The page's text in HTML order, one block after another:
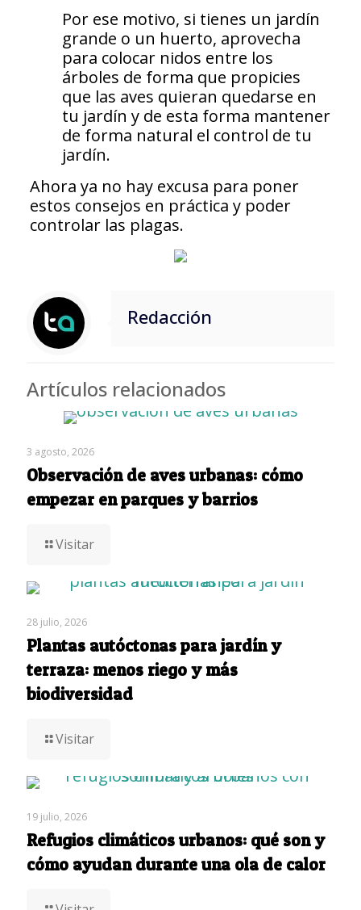
Por ese motivo, si tienes un jardín
grande o un huerto, aprovecha
para colocar nidos entre los
árboles de forma que propicies
que las aves quieran quedarse en
tu jardín y de esta forma mantener
de forma natural el control de tu
jardín.
Ahora ya no hay excusa para poner
estos consejos en práctica y poder
controlar las plagas.
Redacción
Artículos relacionados
3 agosto, 2026
Observación de aves urbanas: cómo
empezar en parques y barrios
Visitar
28 julio, 2026
Plantas autóctonas para jardín y
terraza: menos riego y más
biodiversidad
Visitar
19 julio, 2026
Refugios climáticos urbanos: qué son y
cómo ayudan durante una ola de calor